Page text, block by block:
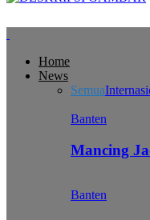
Home
News
Semua
Banten
Mancing
Banten